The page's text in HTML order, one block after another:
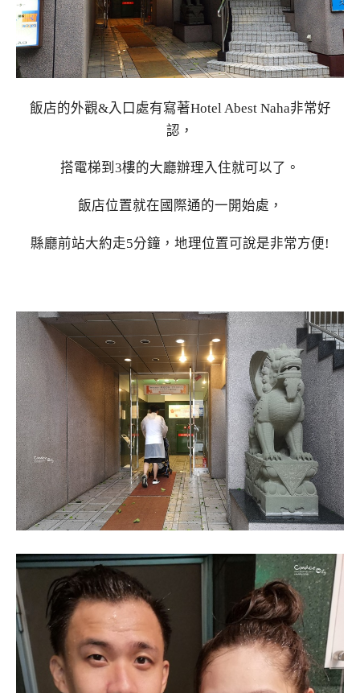
飯店的外觀&入口處有寫著Hotel Abest Naha非常好
認，
搭電梯到3樓的大廳辦理入住就可以了。
飯店位置就在國際通的一開始處，
縣廳前站大約走5分鐘，地理位置可說是非常方便!